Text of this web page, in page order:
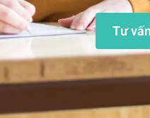
Tư